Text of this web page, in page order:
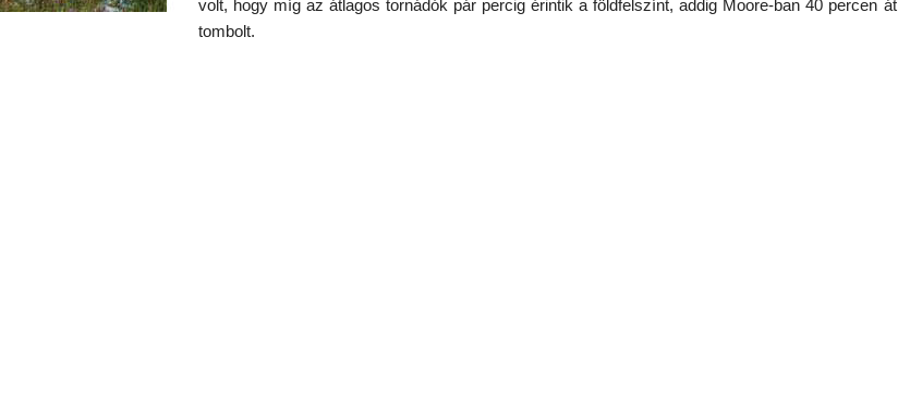
volt, hogy míg az átlagos tornádók pár percig érintik a földfelszínt, addig Moore-ban 40 percen át
tombolt.